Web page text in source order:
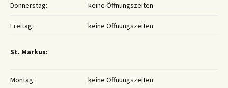
Donnerstag: keine Öffnungszeiten
Freitag: keine Öffnungszeiten
St. Markus:
Montag: keine Öffnungszeiten